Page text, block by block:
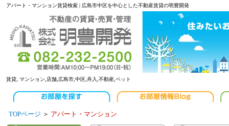
アパート・マンション賃貸検索 | 広島市中区を中心とした不動産賃貸の明豊開発
賃貸, マンション,店舗,広島市,中区,舟入,不動産,ペット
TOPページ ＞ アパート・マンション